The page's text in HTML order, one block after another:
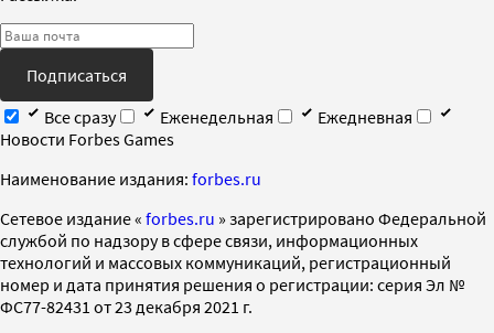
Подписаться
Все сразу
Еженедельная
Ежедневная
Новости Forbes Games
Наименование издания: forbes.ru
Cетевое издание « forbes.ru » зарегистрировано Федеральной
службой по надзору в сфере связи, информационных
технологий и массовых коммуникаций, регистрационный
номер и дата принятия решения о регистрации: серия Эл №
ФС77-82431 от 23 декабря 2021 г.